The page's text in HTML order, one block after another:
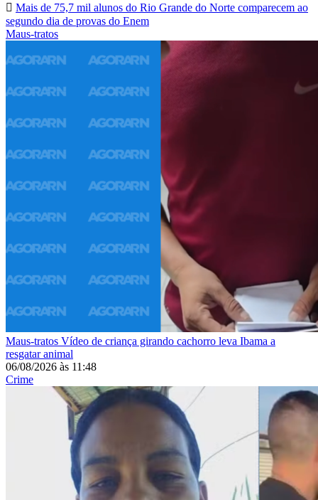
Mais de 75,7 mil alunos do Rio Grande do Norte comparecem ao
segundo dia de provas do Enem
Maus-tratos
Maus-tratos Vídeo de criança girando cachorro leva Ibama a
resgatar animal
06/08/2026 às 11:48
Crime